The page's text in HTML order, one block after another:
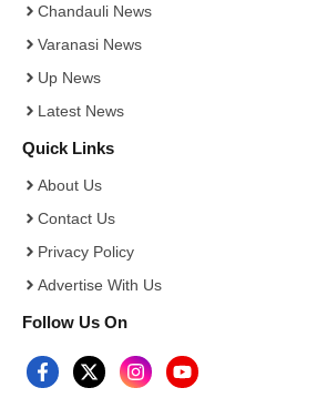
Chandauli News
Varanasi News
Up News
Latest News
Quick Links
About Us
Contact Us
Privacy Policy
Advertise With Us
Follow Us On